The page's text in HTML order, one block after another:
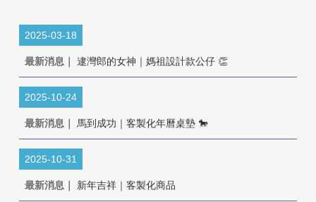
2025-03-18
最新消息｜ 逮灣郎的女神｜媽祖設計款公仔 👏
2025-10-24
最新消息｜ 馬到成功｜客製化年曆桌墊 🐎
2025-10-31
最新消息｜ 新年吉祥｜客製化商品